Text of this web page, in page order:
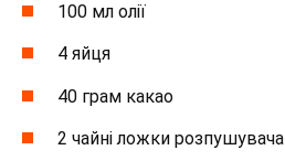
100 мл олії
4 яйця
40 грам какао
2 чайні ложки розпушувача